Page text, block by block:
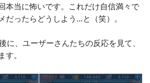
本当に怖いです。これだけ自信満々で
だったらどうしよう…と（笑）。
に、ユーザーさんたちの反応を見て、
。